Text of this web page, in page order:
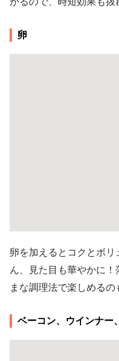
卵
卵を加えるとコクとボ
ん、見た目も華やかに
まな調理法で楽しめるの
ベーコン、ウインナー